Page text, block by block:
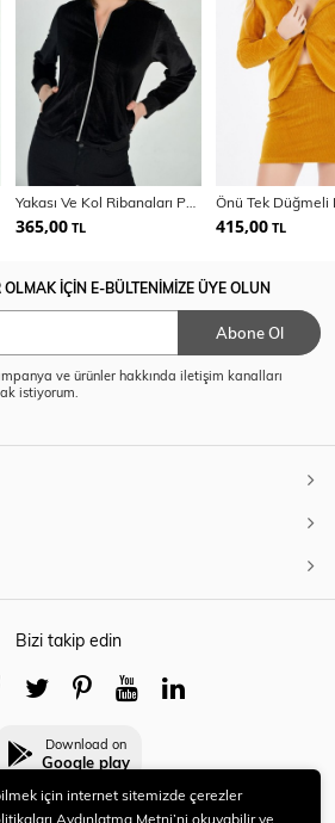
Yakası Ve Kol Ribanaları Pullu Mont | Mnt31708
365,00 TL 415,00 TL
İÇİN E-BÜLTENİMİZE ÜYE OLUN
Abone Ol
ve ürünler hakkında iletişim kanalları
istiyorum.
Bizi takip edin
Download on
Google play
için internet sitemizde çerezler
Aydınlatma Metni’ni okuyabilir ve